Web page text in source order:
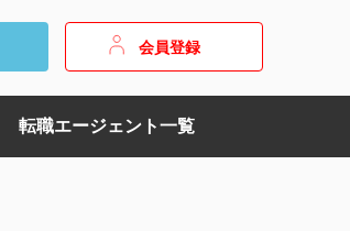
会員登録
転職エージェント一覧